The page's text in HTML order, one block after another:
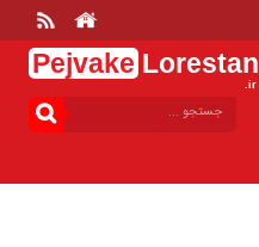
Pejvake Lorestan
.ir